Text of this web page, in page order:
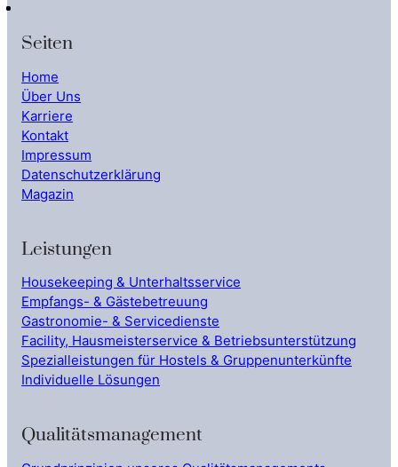
Seiten
Home
Über Uns
Karriere
Kontakt
Impressum
Datenschutzerklärung
Magazin
Leistungen
Housekeeping & Unterhaltsservice
Empfangs- & Gästebetreuung
Gastronomie- & Servicedienste
Facility, Hausmeisterservice & Betriebsunterstützung
Spezialleistungen für Hostels & Gruppenunterkünfte
Individuelle Lösungen
Qualitätsmanagement